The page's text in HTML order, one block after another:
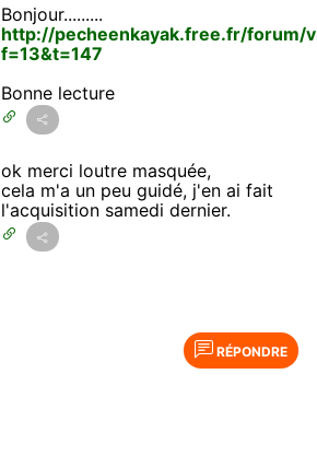
Bonjour.........
http://pecheenkayak.free.fr/forum/
f=13&t=147
Bonne lecture
ok merci loutre masquée,
cela m'a un peu guidé, j'en ai fait
l'acquisition samedi dernier.
RÉPONDRE